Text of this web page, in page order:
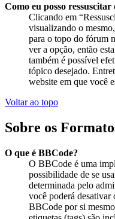
Como eu posso ressuscitar
Clicando em
visualizando o
para o topo do fórum
ver a opção, então
também é possível
tópico desejado.
website em que você
Voltar ao topo
Sobre os
O que é BBCode?
O BBCode é uma
possibilidade de se
determinada pelo
você poderá desativar
BBCode por si